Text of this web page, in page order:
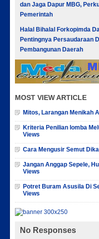
dan Jaga Dapur MBG,
Pemerintah
Halal Bihalal Forkopimda
Pentingnya Persaudaraan
Pembangunan Daerah
MOST VIEW ARTICLE
Mitos, Larangan Menikah
Kriteria Penilian lomba
Views
Cara Mengusir Semut
Jangan Anggap Sepele,
Views
Potret Buram Asusila Di
Views
No Responses